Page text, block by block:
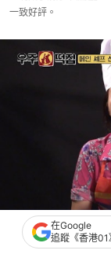
一致好評。
在Google
追蹤《香港01